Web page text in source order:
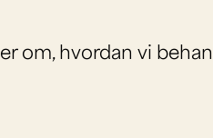
om, hvordan vi